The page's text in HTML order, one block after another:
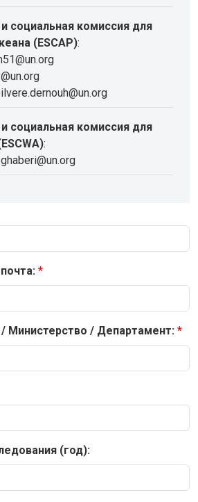
социальная комиссия для
(ESCAP):
социальная комиссия для
:
Министерство / Департамент:
(год):